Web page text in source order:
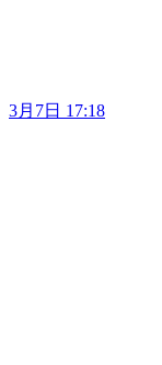
3月7日 17:18